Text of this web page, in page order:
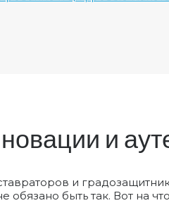
и
и
обязано быть так. Вот на